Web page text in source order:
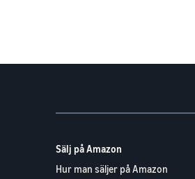
Sälj på Amazon
Hur man säljer på Amazon